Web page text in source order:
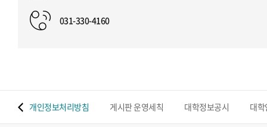
031-330-4160
개인정보처리방침 게시판 운영세칙 대학정보공시 대